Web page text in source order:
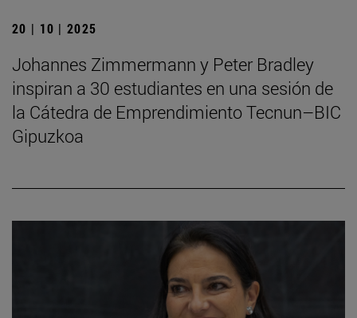
20 | 10 | 2025
Johannes Zimmermann y Peter Bradley
inspiran a 30 estudiantes en una sesión de
la Cátedra de Emprendimiento Tecnun–BIC
Gipuzkoa